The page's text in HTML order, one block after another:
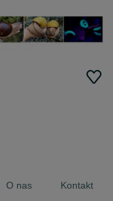
O nas Kontakt